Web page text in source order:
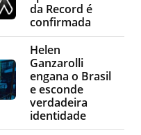
da Record é
confirmada
Helen
Ganzarolli
engana o Brasil
e esconde
verdadeira
identidade